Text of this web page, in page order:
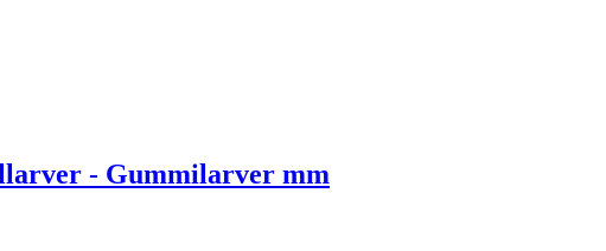
- Gummilarver mm